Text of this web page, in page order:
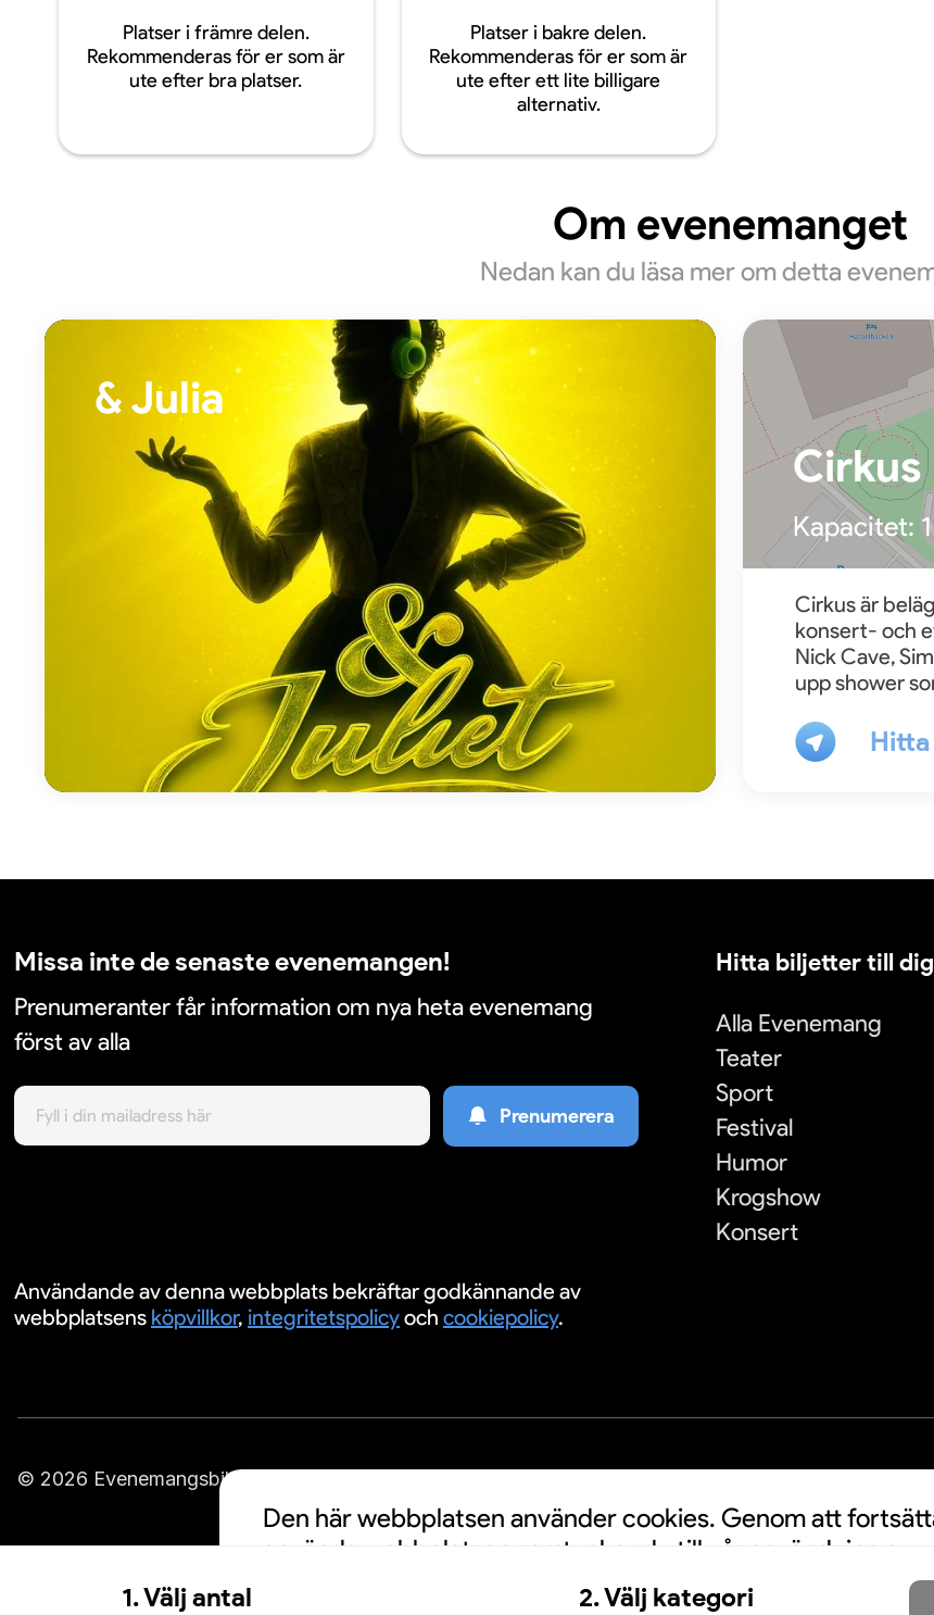
Platser i främre delen.
Rekommenderas för er som är
ute efter bra platser.
Platser i bakre delen.
Rekommenderas för er som är
ute efter ett lite billigare
alternativ.
Om evenemanget
Nedan kan du läsa mer om detta
Cirkus
Kapacitet:
Cirkus är
konsert- och
Nick Cave,
upp shower
& Julia
1. Välj antal 2. Välj kategori
Missa inte de senaste evenemangen!
Prenumeranter får information om nya heta evenemang
först av alla
Prenumerera
Användande av denna webbplats bekräftar godkännande av
webbplatsens köpvillkor, integritetspolicyoch cookiepolicy.
Hitta biljetter till dig
Alla Evenemang
Teater
Sport
Festival
Humor
Krogshow
Konsert
© 2026 Evenemangsbiljetter.se
Den här webbplatsen använder cookies. Genom att
använda webbplatsen samtycker du till vår användning av
cookies och att dina personuppgifter kan användas för